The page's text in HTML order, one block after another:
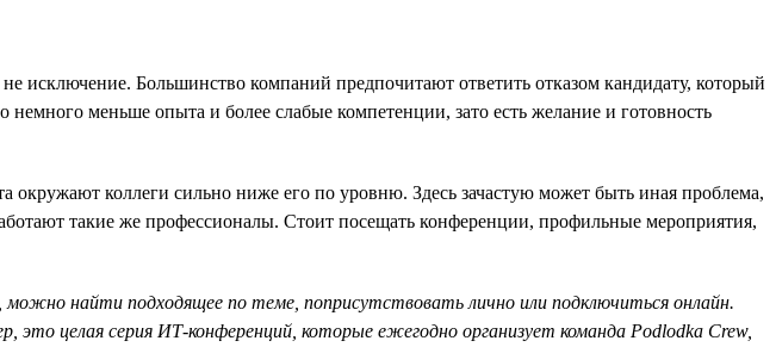
исключение. Большинство компаний предпочитают ответить отказом кандидату, который
немного меньше опыта и более слабые компетенции, зато есть желание и готовность
коллеги сильно ниже его по уровню. Здесь зачастую может быть иная проблема,
такие же профессионалы. Стоит посещать конференции, профильные мероприятия,
найти подходящее по теме, поприсутствовать лично или подключиться онлайн.
целая серия ИТ-конференций, которые ежегодно организует команда Podlodka Crew,